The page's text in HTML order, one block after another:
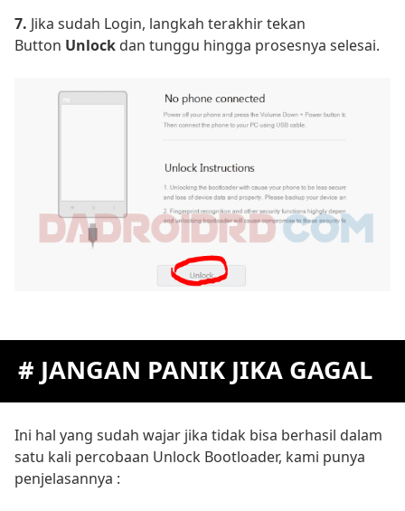
7. Jika sudah Login, langkah terakhir tekan
Button Unlock dan tunggu hingga prosesnya selesai.
# JANGAN PANIK JIKA GAGAL
Ini hal yang sudah wajar jika tidak bisa berhasil dalam
satu kali percobaan Unlock Bootloader, kami punya
penjelasannya :